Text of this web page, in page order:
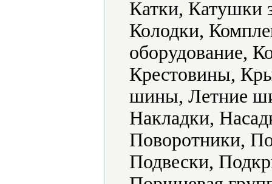
Катки, Катушки
Колодки,
оборудование,
Крестовины,
шины, Летние
Накладки,
Поворотники,
Подвески,